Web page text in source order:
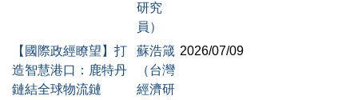
研究
員）
【國際政經瞭望】打
造智慧港口：鹿特丹
鏈結全球物流鏈
蘇浩箴
（台灣
經濟研
2026/07/09